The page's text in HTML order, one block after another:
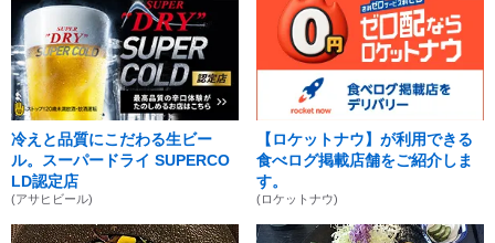
冷えと品質にこだわる生ビー
ル。スーパードライ SUPERCO
LD認定店
(アサヒビール)
【ロケットナウ】が利用できる
食べログ掲載店舗をご紹介しま
す。
(ロケットナウ)